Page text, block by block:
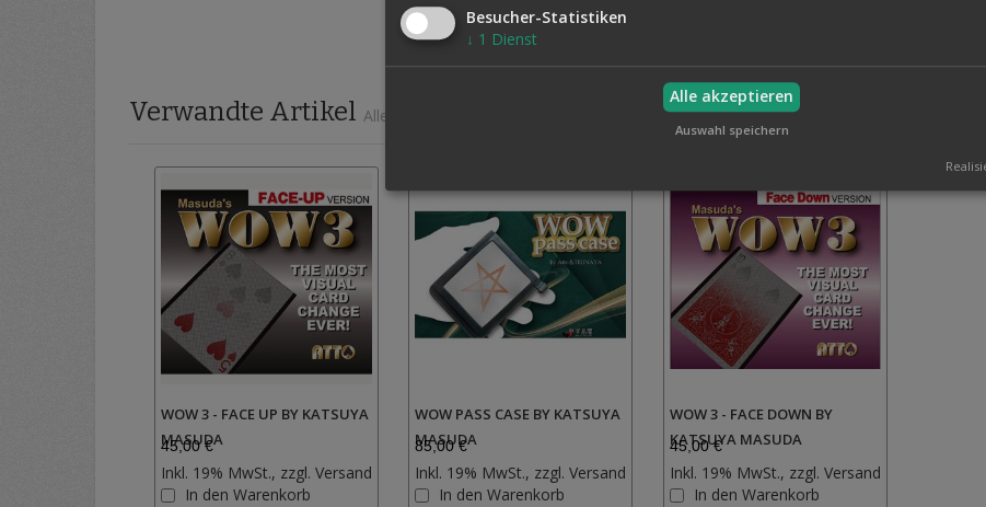
Verwandte Artikel Alle auswählen
WOW 3 - FACE UP BY KATSUYA
MASUDA
45,00 €
Inkl. 19% MwSt., zzgl. Versand
In den Warenkorb
WOW PASS CASE BY KATSUYA
MASUDA
85,00 €
Inkl. 19% MwSt., zzgl.Versand
In den Warenkorb
WOW 3 - FACE DOWN BY
KATSUYA MASUDA
45,00 €
Inkl. 19% MwSt., zzgl. Versand
In den Warenkorb
Besucher-Statistiken
↓ 1 Dienst
Alle akzeptieren
Auswahl speichern